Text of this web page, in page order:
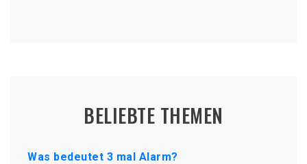
BELIEBTE THEMEN
Was bedeutet 3 mal Alarm?